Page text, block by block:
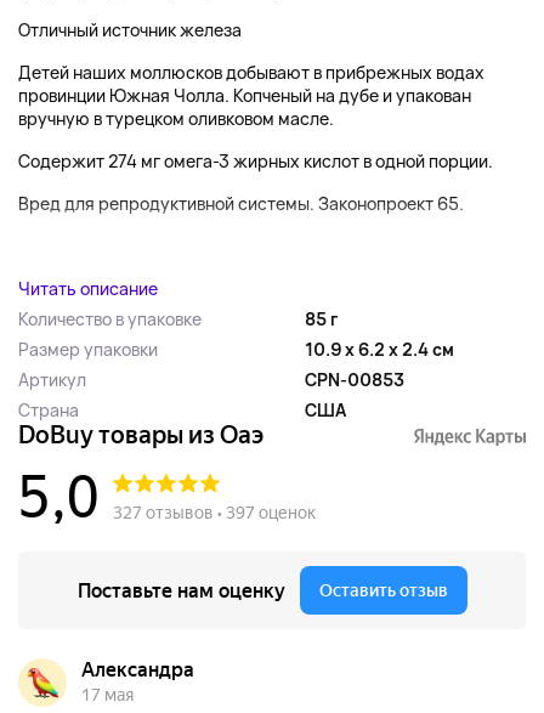
Отличный источник железа
Детей наших моллюсков добывают в прибрежных водах
провинции Южная Чолла. Копченый на дубе и упакован
вручную в турецком оливковом масле.
Содержит 274 мг омега-3 жирных кислот в одной порции.
Вред для репродуктивной системы. Законопроект 65.
Читать описание
Количество в упаковке
85 г
Размер упаковки
10.9 x 6.2 x 2.4 см
Артикул
CPN-00853
Страна
США